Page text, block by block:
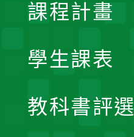
課程計畫
學生課表
教科書評選